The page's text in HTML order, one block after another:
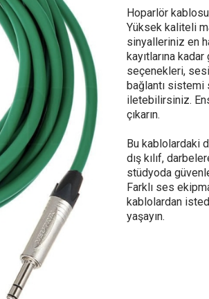
Hoparlör
Yüksek kaliteli
sinyalleriniz en
kayıtlarına
seçenekleri,
bağlantı
iletebilirsiniz.
çıkarın.
Bu kablolardaki
dış kılıf,
stüdyoda
Farklı ses
kablolardan
yaşayın.